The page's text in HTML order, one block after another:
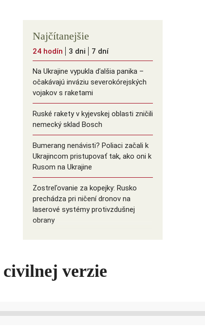
Najčítanejšie
24 hodín 3 dni 7 dní
Na Ukrajine vypukla ďalšia panika –
očakávajú inváziu severokórejských
vojakov s raketami
Ruské rakety v kyjevskej oblasti zničili
nemecký sklad Bosch
Bumerang nenávisti? Poliaci začali k
Ukrajincom pristupovať tak, ako oni k
Rusom na Ukrajine
Zostreľovanie za kopejky: Rusko
prechádza pri ničení dronov na
laserové systémy protivzdušnej
obrany
verzie